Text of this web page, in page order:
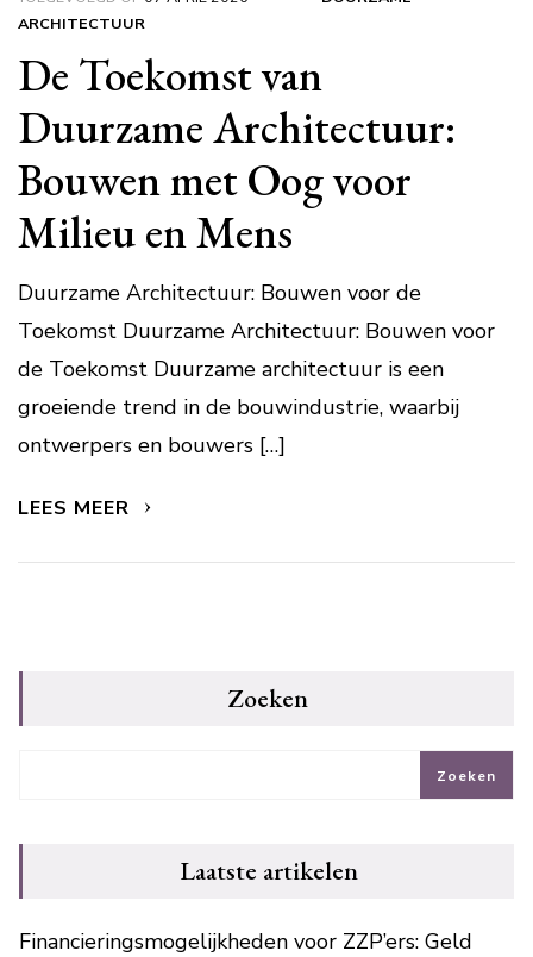
ARCHITECTUUR
De Toekomst van
Duurzame Architectuur:
Bouwen met Oog voor
Milieu en Mens
Duurzame Architectuur: Bouwen voor de
Toekomst Duurzame Architectuur: Bouwen voor
de Toekomst Duurzame architectuur is een
groeiende trend in de bouwindustrie, waarbij
ontwerpers en bouwers […]
LEES MEER
Zoeken
Zoeken
Laatste artikelen
Financieringsmogelijkheden voor ZZP’ers: Geld